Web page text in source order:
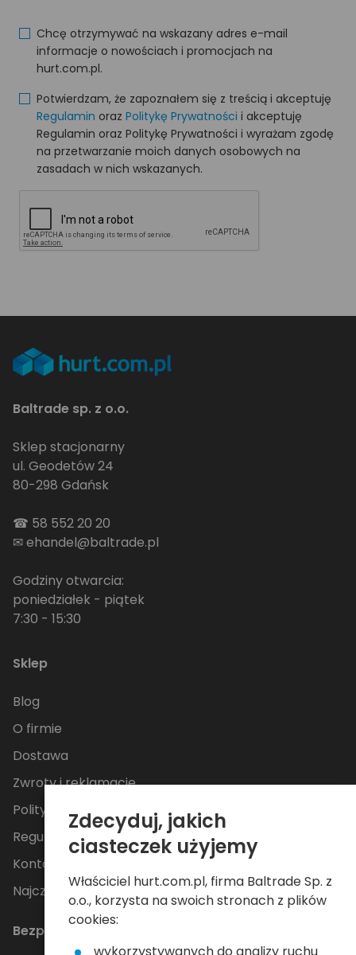
Chcę otrzymywać na wskazany adres e-mail
informacje o nowościach i promocjach na
hurt.com.pl.
Potwierdzam, że zapoznałem się z treścią i akceptuję
Regulamin oraz Politykę Prywatności i akceptuję
Regulamin oraz Politykę Prywatności i wyrażam zgodę
na przetwarzanie moich danych osobowych na
zasadach w nich wskazanych.
Baltrade sp. z o.o.
Sklep stacjonarny
ul. Geodetów 24
80-298 Gdańsk
☎ 58 552 20 20
✉ehandel@baltrade.pl
Godziny otwarcia:
poniedziałek - piątek
7:30 - 15:30
Sklep
Blog
O firmie
Dostawa
Zwroty i reklamacje
Polityka Prywatności
Regulamin
Kontakt
Najczęściej zadawane pytania
Bezpieczne płatności
Zdecyduj, jakich
ciasteczek użyjemy
Właściciel hurt.com.pl, firma Baltrade Sp. z
o.o., korzysta na swoich stronach z plików
cookies: